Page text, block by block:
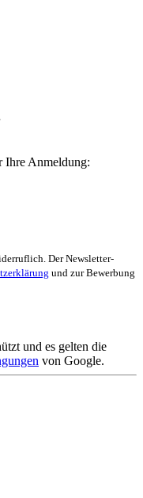
Ihre Anmeldung:
Der Newsletter-
und zur Bewerbung
und es gelten die
von Google.